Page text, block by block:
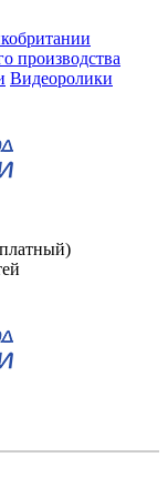
производства
Видеоролики